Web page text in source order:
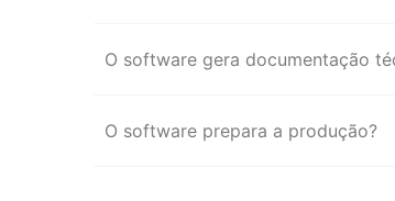
O software gera documentação
O software prepara a produção?